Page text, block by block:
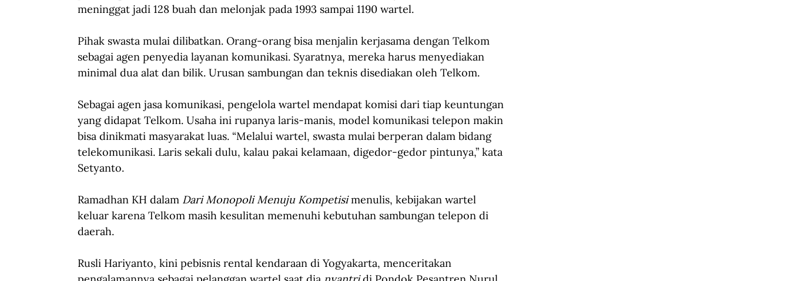
meninggat jadi 128 buah dan melonjak pada 1993 sampai 1190 wartel.
Pihak swasta mulai dilibatkan. Orang-orang bisa menjalin kerjasama dengan Telkom
sebagai agen penyedia layanan komunikasi. Syaratnya, mereka harus menyediakan
minimal dua alat dan bilik. Urusan sambungan dan teknis disediakan oleh Telkom.
Sebagai agen jasa komunikasi, pengelola wartel mendapat komisi dari tiap keuntungan
yang didapat Telkom. Usaha ini rupanya laris-manis, model komunikasi telepon makin
bisa dinikmati masyarakat luas. “Melalui wartel, swasta mulai berperan dalam bidang
telekomunikasi. Laris sekali dulu, kalau pakai kelamaan, digedor-gedor pintunya,” kata
Setyanto.
Ramadhan KH dalam Dari Monopoli Menuju Kompetisi menulis, kebijakan wartel
keluar karena Telkom masih kesulitan memenuhi kebutuhan sambungan telepon di
daerah.
Rusli Hariyanto, kini pebisnis rental kendaraan di Yogyakarta, menceritakan